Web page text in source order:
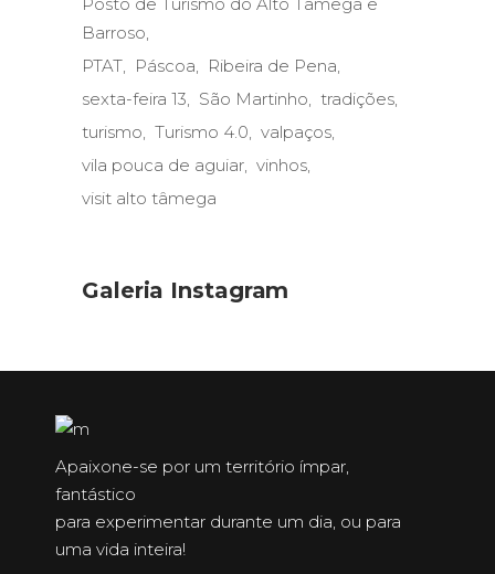
Barroso
PTAT
Páscoa
Ribeira de Pena
sexta-feira 13
São Martinho
tradições
turismo
Turismo 4.0
valpaços
vila pouca de aguiar vinhos
visit alto tâmega
Galeria Instagram
Apaixone-se por um território ímpar,
fantástico
para experimentar durante um dia, ou para
uma vida inteira!